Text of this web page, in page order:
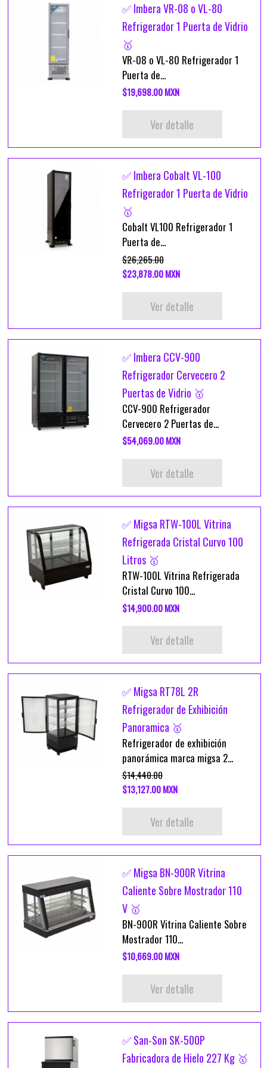
✅ Imbera VR-08 o VL-80
Refrigerador 1 Puerta de Vidrio
🥇
VR-08 o VL-80 Refrigerador 1
Puerta de...
$19,698.00 MXN
Ver detalle
✅ Imbera Cobalt VL-100
Refrigerador 1 Puerta de Vidrio
🥇
Cobalt VL100 Refrigerador 1
Puerta de...
$26,265.00
$23,878.00 MXN
Ver detalle
✅ Imbera CCV-900
Refrigerador Cervecero 2
Puertas de Vidrio 🥇
CCV-900 Refrigerador
Cervecero 2 Puertas de...
$54,069.00 MXN
Ver detalle
✅ Migsa RTW-100L Vitrina
Refrigerada Cristal Curvo 100
Litros 🥇
RTW-100L Vitrina Refrigerada
Cristal Curvo 100...
$14,900.00 MXN
Ver detalle
✅ Migsa RT78L 2R
Refrigerador de Exhibición
Panoramica 🥇
Refrigerador de exhibición
panorámica marca migsa 2...
$14,440.00
$13,127.00 MXN
Ver detalle
✅ Migsa BN-900R Vitrina
Caliente Sobre Mostrador 110
V 🥇
BN-900R Vitrina Caliente Sobre
Mostrador 110...
$10,669.00 MXN
Ver detalle
✅ San-Son SK-500P
Fabricadora de Hielo 227 Kg 🥇